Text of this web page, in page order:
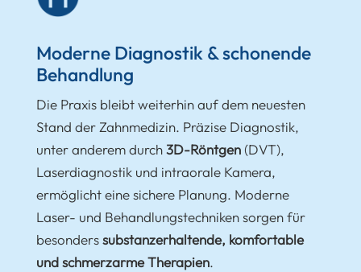
Moderne Diagnostik & schonende
Behandlung
Die Praxis bleibt weiterhin auf dem neuesten
Stand der Zahnmedizin. Präzise Diagnostik,
unter anderem durch3D-Röntgen(DVT),
Laserdiagnostik und intraorale Kamera,
ermöglicht eine sichere Planung. Moderne
Laser- und Behandlungstechniken sorgen für
besonderssubstanzerhaltende, komfortable
und schmerzarme Therapien.